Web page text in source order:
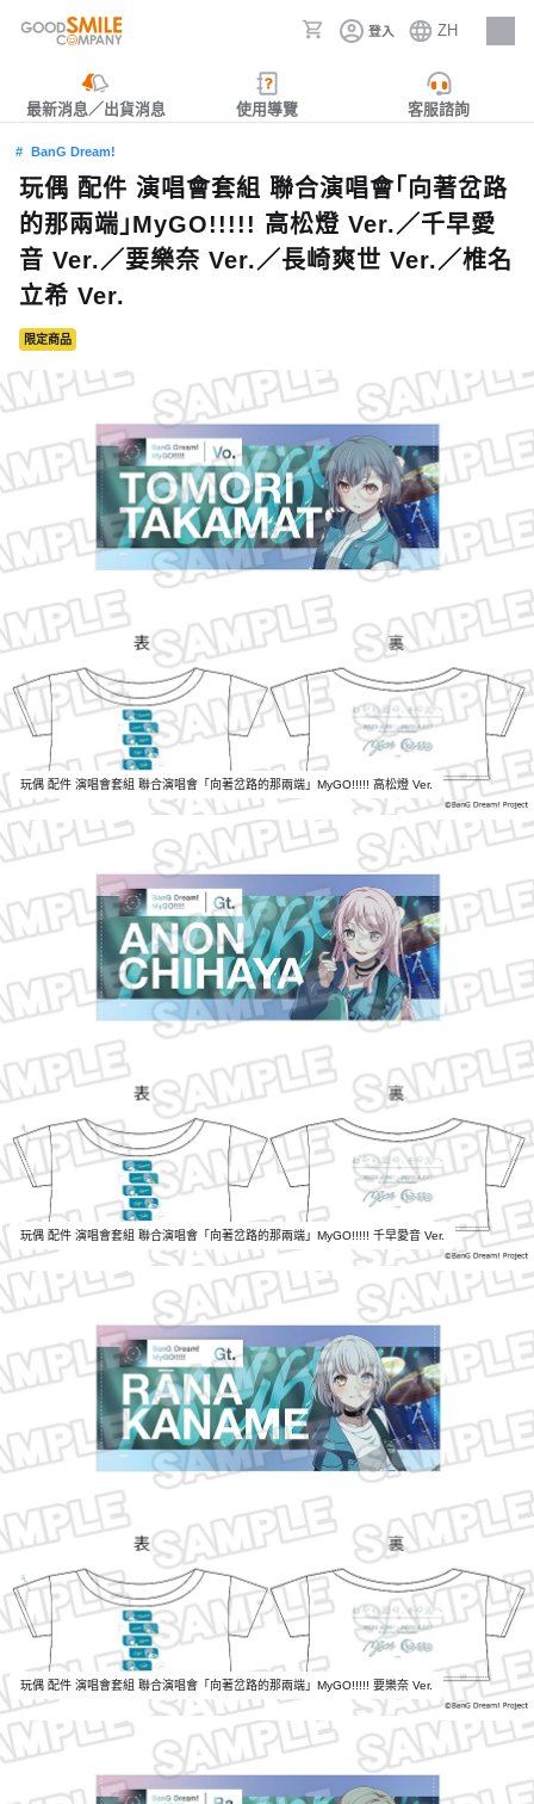
登入 ZH
人才招募
最新消息／出貨消息 使用導覽 客服諮詢
BanG Dream!
玩偶 配件 演唱會套組 聯合演唱會「向著岔路
的那兩端」MyGO!!!!! 高松燈 Ver.／千早愛
音 Ver.／要樂奈 Ver.／長崎爽世 Ver.／椎名
立希 Ver.
限定商品
玩偶 配件 演唱會套組 聯合演唱會「向著岔路的那兩端」MyGO!!!!! 高松燈 Ver.
玩偶 配件 演唱會套組 聯合演唱會「向著岔路的那兩端」MyGO!!!!! 千早愛音 Ver.
玩偶 配件 演唱會套組 聯合演唱會「向著岔路的那兩端」MyGO!!!!! 要樂奈 Ver.